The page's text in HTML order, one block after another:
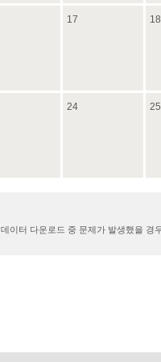
17 18
24 25
이터 다운로드 중 문제가 발생했을 경